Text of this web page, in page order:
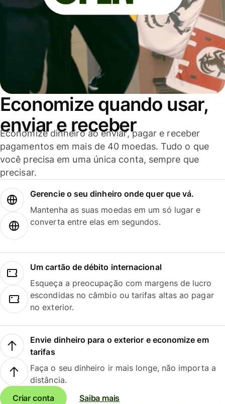
Economize quando usar,
enviar e receber
Economize dinheiro ao enviar, pagar e receber
pagamentos em mais de 40 moedas. Tudo o que
você precisa em uma única conta, sempre que
precisar.
Gerencie o seu dinheiro onde quer que vá.
Mantenha as suas moedas em um só lugar e
converta entre elas em segundos.
Um cartão de débito internacional
Esqueça a preocupação com margens de lucro
escondidas no câmbio ou tarifas altas ao pagar
no exterior.
Envie dinheiro para o exterior e economize em
tarifas
Faça o seu dinheiro ir mais longe, não importa a
distância.
Criar conta
Saiba mais